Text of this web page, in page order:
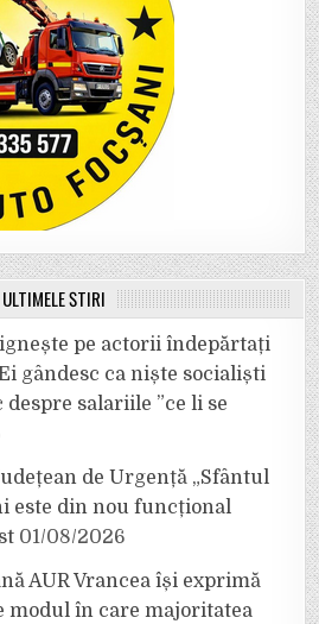
ULTIMELE ȘTIRI
pe actorii îndepărtați
gândesc ca niște socialiști
salariile ”ce li se
de Urgență „Sfântul
este din nou funcțional
01/08/2026
AUR Vrancea își exprimă
modul în care majoritatea